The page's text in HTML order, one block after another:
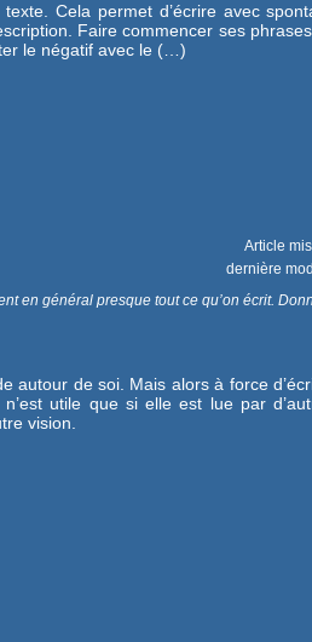
Cela permet d’écrire avec
Faire commencer ses
le négatif avec le (…)
Article
dernière
en général presque tout ce qu’on écrit.
autour de soi. Mais alors à force
utile que si elle est lue par
vision.